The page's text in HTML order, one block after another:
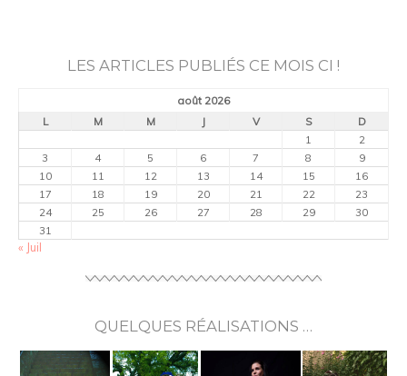
LES ARTICLES PUBLIÉS CE MOIS CI !
août 2026
L
M M J V S
D
1
2
3
4 5 6 7 8
9
10
11 12 13 14 15
16
17
18 19 20 21 22
23
24
25 26 27 28 29
30
31
« Juil
QUELQUES RÉALISATIONS …